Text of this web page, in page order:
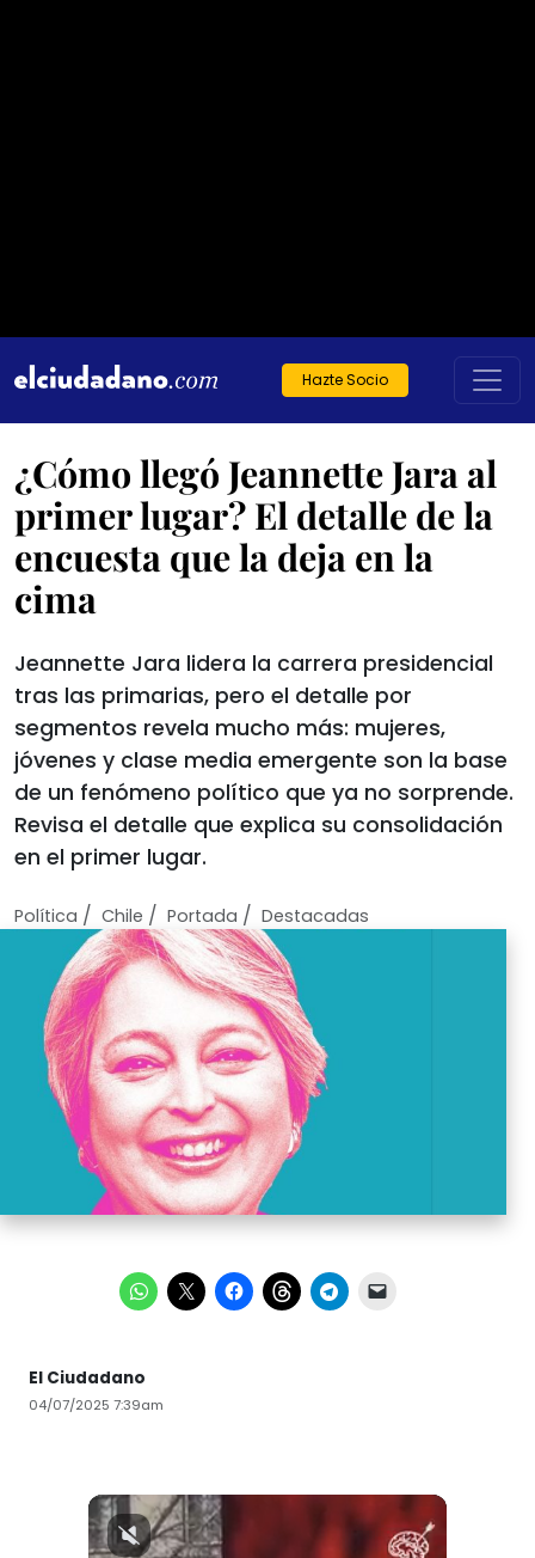
Hazte Socio
¿Cómo llegó Jeannette Jara al
primer lugar? El detalle de la
encuesta que la deja en la
cima
Jeannette Jara lidera la carrera presidencial
tras las primarias, pero el detalle por
segmentos revela mucho más: mujeres,
jóvenes y clase media emergente son la base
de un fenómeno político que ya no sorprende.
Revisa el detalle que explica su consolidación
en el primer lugar.
Política / Chile / Portada / Destacadas
El Ciudadano
04/07/2025 7:39am